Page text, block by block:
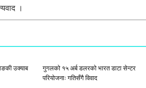
।
उक्याब
गुगलको १५ अर्ब डलरको भारत डाटा सेन्टर
परियोजनाः गतिसँगै विवाद